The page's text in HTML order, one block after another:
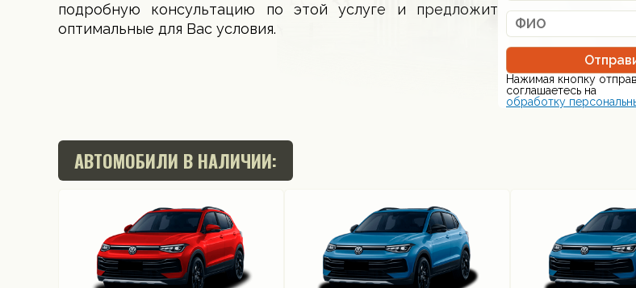
подробную консультацию по этой услуге и предложит
оптимальные для Вас условия.
Нажимая кнопку
соглашаетесь на
обработку
АВТОМОБИЛИ В НАЛИЧИИ: